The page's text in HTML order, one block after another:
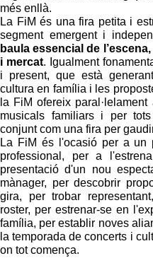
més enllà.
La FiM és una fira petita i
segment emergent i
baula essencial de
i mercat. Igualment
i present, que està
cultura en família i les
la FiM ofereix
musicals familiars i per
conjunt com una fira per
La FiM és l'ocasió per a un
professional, per a
presentació d'un nou
mànager, per descobrir
gira, per trobar
roster, per estrenar-se en
família, per establir noves
la temporada de concerts i
on tot comença.